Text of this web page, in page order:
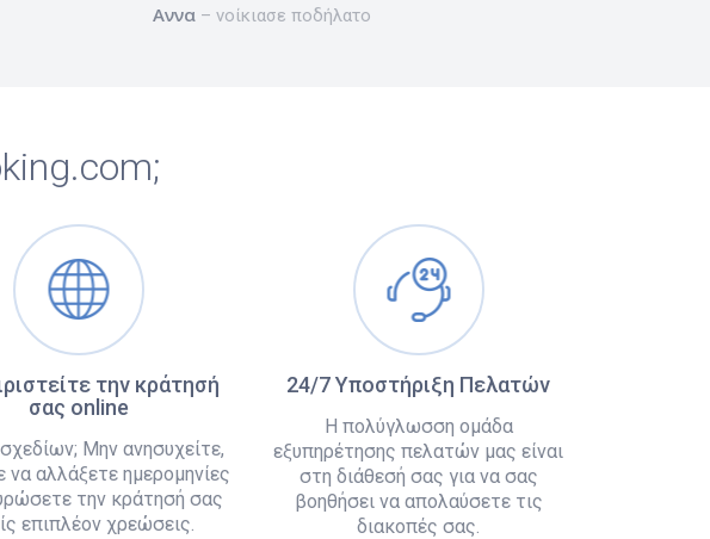
Αννα νοίκιασε ποδήλατο
την κράτησή
σας online
Μην ανησυχείτε,
να αλλάξετε ημερομηνίες
την κράτησή σας
επιπλέον χρεώσεις.
24/7 Υποστήριξη Πελατών
Η πολύγλωσση ομάδα
εξυπηρέτησης πελατών μας είναι
στη διάθεσή σας για να σας
βοηθήσει να απολαύσετε τις
διακοπές σας.